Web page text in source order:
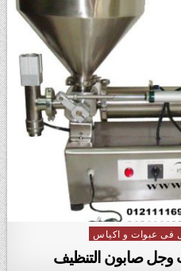
فى عبوات و اكياس
وجل صابون التنظيف